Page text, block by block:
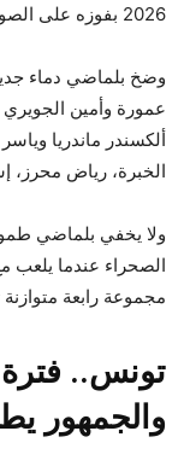
2026 بفوزه على الصومال وموزمبيق.
وضخ بلماضي دماء
عمورة وأمين
ألكسندر ماندريا
الخبرة، رياض محرز،
ولا يخفي بلماضي
الصحراء عندما يلعب
مجموعة رابعة
تونس.. فترة
والجمهور